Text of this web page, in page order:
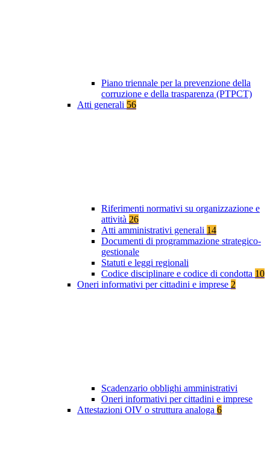
Piano triennale per la prevenzione della
corruzione e della trasparenza (PTPCT)
Atti generali 56
Riferimenti normativi su organizzazione e
attività 26
Atti amministrativi generali 14
Documenti di programmazione strategico-
gestionale
Statuti e leggi regionali
Codice disciplinare e codice di condotta 10
Oneri informativi per cittadini e imprese 2
Scadenzario obblighi amministrativi
Oneri informativi per cittadini e imprese
Attestazioni OIV o struttura analoga 6